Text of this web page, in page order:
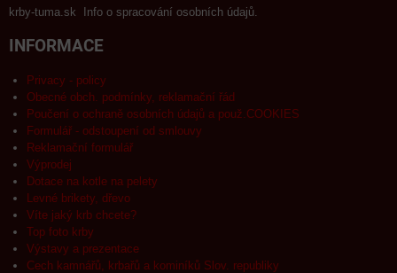
krby-tuma.sk Info o spracování osobních údajů.
INFORMACE
Privacy - policy
Obecné obch. podmínky, reklamační řád
Poučení o ochraně osobních údajů a použ.COOKIES
Formulář - odstoupení od smlouvy
Reklamační formulář
Výprodej
Dotace na kotle na pelety
Levné brikety, dřevo
Víte jaký krb chcete?
Top foto krby
Výstavy a prezentace
Cech kamnářů, krbařů a kominíků Slov. republiky